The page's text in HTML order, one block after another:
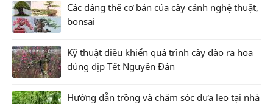
Các dáng thế cơ bản của cây cảnh nghệ thuật,
bonsai
Kỹ thuật điều khiển quá trình cây đào ra hoa
đúng dịp Tết Nguyên Đán
Hướng dẫn trồng và chăm sóc dưa leo tại nhà